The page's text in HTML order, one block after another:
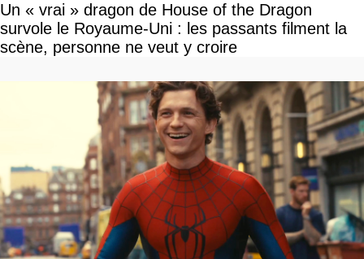
Un « vrai » dragon de House of the Dragon
survole le Royaume-Uni : les passants filment la
scène, personne ne veut y croire